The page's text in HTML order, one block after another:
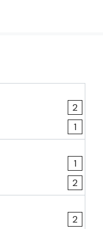
2
1
1
2
2